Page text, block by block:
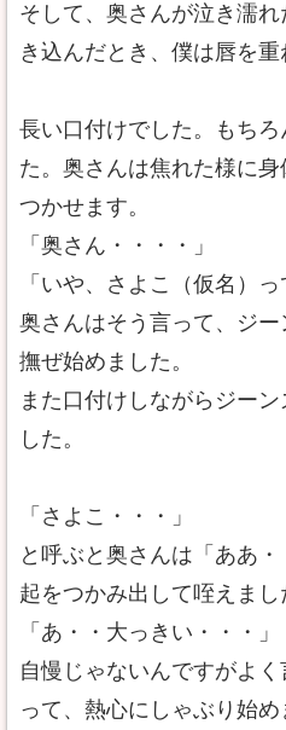
そして、奥さんが泣き濡
き込んだとき、僕は唇を重
長い口付けでした。もち
た。奥さんは焦れた様に
つかせます。
「奥さん・・・・」
「いや、さよこ（仮名）っ
奥さんはそう言って、ジ
撫ぜ始めました。
また口付けしながらジー
した。
「さよこ・・・」
と呼ぶと奥さんは「ああ
起をつかみ出して咥えまし
「あ・・大っきい・・・」
自慢じゃないんですがよ
って、熱心にしゃぶり始め